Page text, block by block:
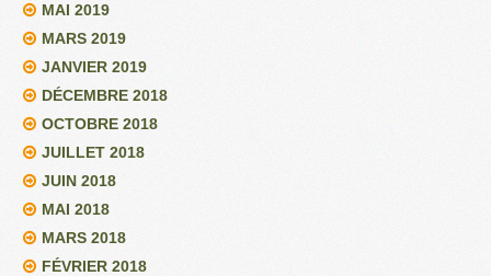
MAI 2019
MARS 2019
JANVIER 2019
DÉCEMBRE 2018
OCTOBRE 2018
JUILLET 2018
JUIN 2018
MAI 2018
MARS 2018
FÉVRIER 2018